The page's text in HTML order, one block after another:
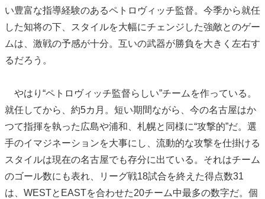
い豊富な指導経験のあるペトロヴィッチ監督。今季から就任
した知将の下、スタイルを大幅にチェンジした強敵とのゲー
ムは、激戦の予感が十分。互いの武器が勝負を大きく左右す
るだろう。
やはり“ペトロヴィッチ監督らしい”チームを作っている。
就任してから、約5カ月。短い期間ながら、今の名古屋はか
つて指揮を執った広島や浦和、札幌と同様に“攻撃的”だ。選
手のイマジネーションを大事にし、流動的な攻撃を仕掛ける
スタイルは現在の名古屋でも存分に出ている。それはチーム
のゴール数にも表れ、リーグ戦18試合を終えた得点数31
は、WESTとEASTを合わせた20チーム中最多の数字だ。個